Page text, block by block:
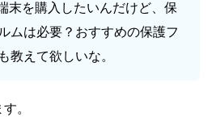
末を購入したいんだけど、保
ムは必要？おすすめの保護フ
教えて欲しいな。
。